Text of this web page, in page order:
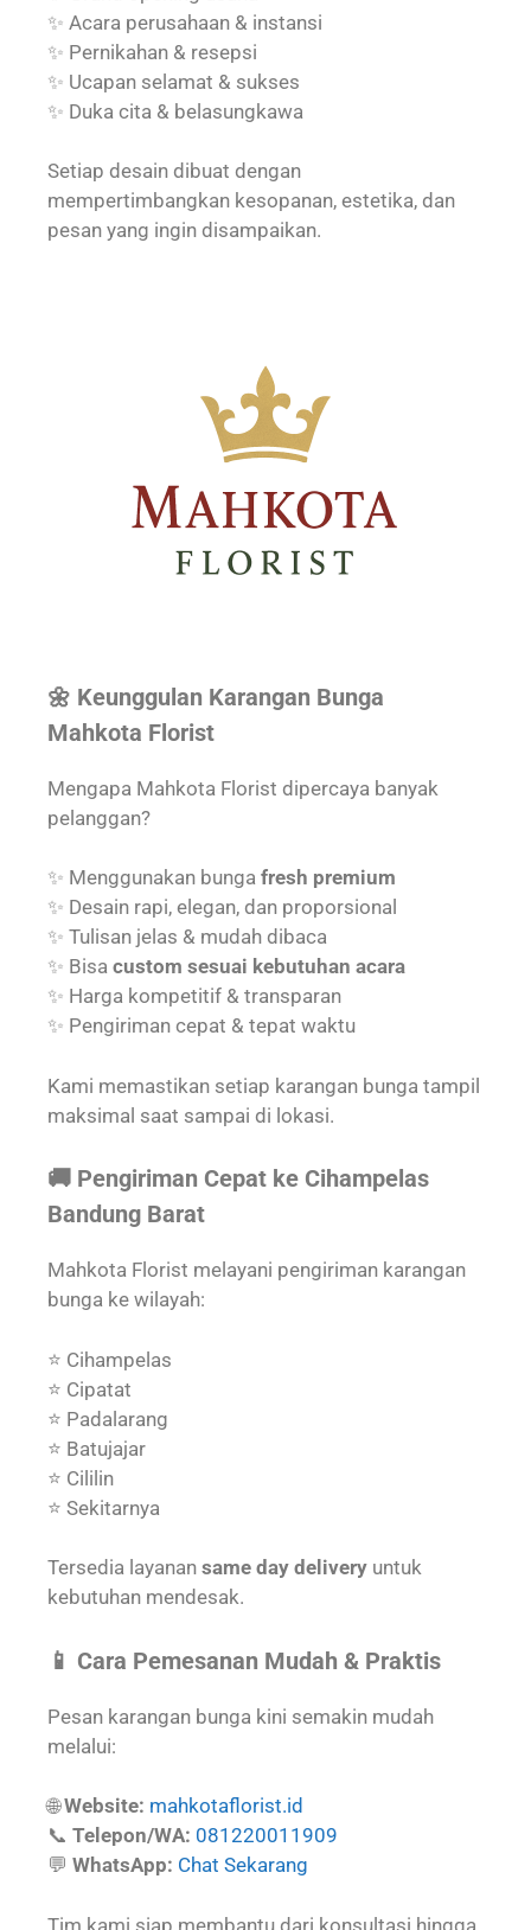
✨ Acara perusahaan & instansi
✨ Pernikahan & resepsi
✨ Ucapan selamat & sukses
✨ Duka cita & belasungkawa
Setiap desain dibuat dengan
mempertimbangkan kesopanan, estetika, dan
pesan yang ingin disampaikan.
🌼 Keunggulan Karangan Bunga
Mahkota Florist
Mengapa Mahkota Florist dipercaya banyak
pelanggan?
✨ Menggunakan bunga fresh premium
✨ Desain rapi, elegan, dan proporsional
✨ Tulisan jelas & mudah dibaca
✨ Bisa custom sesuai kebutuhan acara
✨ Harga kompetitif & transparan
✨ Pengiriman cepat & tepat waktu
Kami memastikan setiap karangan bunga tampil
maksimal saat sampai di lokasi.
🚚 Pengiriman Cepat ke Cihampelas
Bandung Barat
Mahkota Florist melayani pengiriman karangan
bunga ke wilayah:
⭐ Cihampelas
⭐ Cipatat
⭐ Padalarang
⭐ Batujajar
⭐ Cililin
⭐ Sekitarnya
Tersedia layanan same day delivery untuk
kebutuhan mendesak.
📱 Cara Pemesanan Mudah & Praktis
Pesan karangan bunga kini semakin mudah
melalui:
🌐Website: mahkotaflorist.id
📞 Telepon/WA: 081220011909
💬 WhatsApp: Chat Sekarang
Tim kami siap membantu dari konsultasi hingga